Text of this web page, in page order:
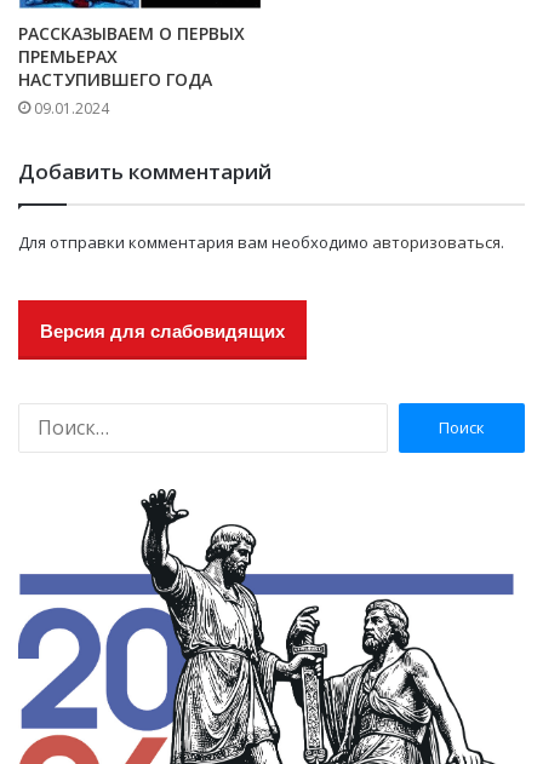
РАССКАЗЫВАЕМ О ПЕРВЫХ
ПРЕМЬЕРАХ
НАСТУПИВШЕГО ГОДА
09.01.2024
Добавить комментарий
Для отправки комментария вам необходимо авторизоваться.
Версия для слабовидящих